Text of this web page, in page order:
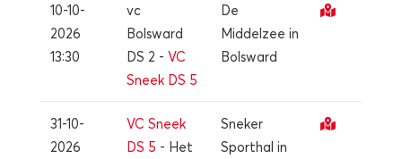
10-10-
2026
13:30
vc
Bolsward
DS 2 -VC
Sneek DS 5
De
Middelzee in
Bolsward
31-10-
2026
VC Sneek
DS 5 - Het
Sneker
Sporthal in